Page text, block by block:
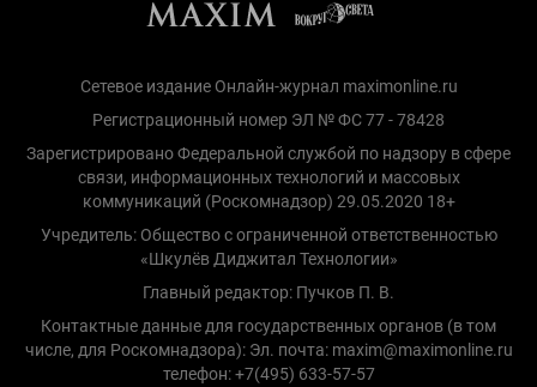
Сетевое издание Онлайн-журнал maximonline.ru
Регистрационный номер ЭЛ № ФС 77 - 78428
Зарегистрировано Федеральной службой по надзору в сфере
связи, информационных технологий и массовых
коммуникаций (Роскомнадзор) 29.05.2020 18+
Учредитель: Общество с ограниченной ответственностью
«Шкулёв Диджитал Технологии»
Главный редактор: Пучков П. В.
Контактные данные для государственных органов (в том
числе, для Роскомнадзора): Эл. почта: maxim@maximonline.ru
телефон: +7(495) 633-57-57